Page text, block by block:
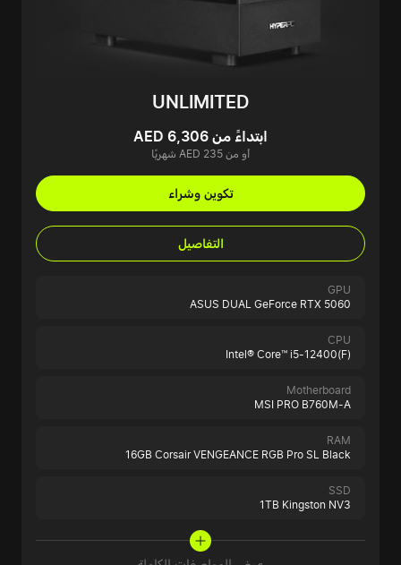
UNLIMITED
ابتداءً من AED 6,306
أو من AED 235 شهريًا
تكوين وشراء
التفاصيل
GPU
ASUS DUAL GeForce RTX 5060
CPU
Intel® Core™ i5-12400(F)
Motherboard
MSI PRO B760M-A
RAM
16GB Corsair VENGEANCE RGB Pro SL Black
SSD
1TB Kingston NV3